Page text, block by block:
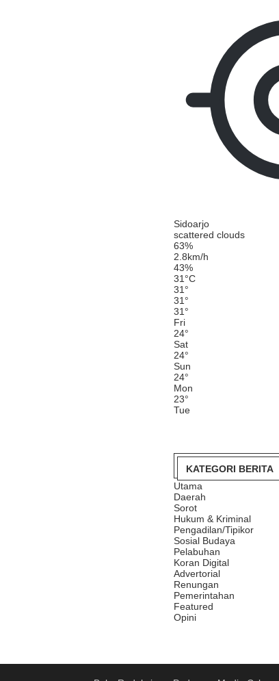
Sidoarjo
scattered clouds
63%
2.8km/h
43%
31°C
31°
31°
31°
Fri
24°
Sat
24°
Sun
24°
Mon
23°
Tue
KATEGORI BERITA
Utama
Daerah
Sorot
Hukum & Kriminal
Pengadilan/Tipikor
Sosial Budaya
Pelabuhan
Koran Digital
Advertorial
Renungan
Pemerintahan
Featured
Opini